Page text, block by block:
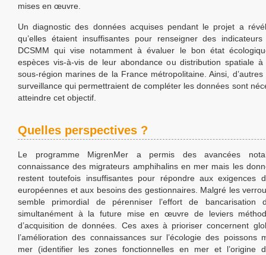
mises en œuvre.
Un diagnostic des données acquises pendant le projet a
qu’elles étaient insuffisantes pour renseigner des
DCSMM qui vise notamment à évaluer le bon état
espèces vis-à-vis de leur abondance ou distribution spatiale à
sous-région marines de la France métropolitaine. Ainsi, d’autres
surveillance qui permettraient de compléter les données sont
atteindre cet objectif.
Quelles perspectives ?
Le programme MigrenMer a permis des avancées
connaissance des migrateurs amphihalins en mer mais les
restent toutefois insuffisantes pour répondre aux exigences
européennes et aux besoins des gestionnaires. Malgré les
semble primordial de pérenniser l’effort de bancarisation
simultanément à la future mise en œuvre de leviers
d’acquisition de données. Ces axes à prioriser concernent
l’amélioration des connaissances sur l’écologie des poissons
mer (identifier les zones fonctionnelles en mer et l’origine